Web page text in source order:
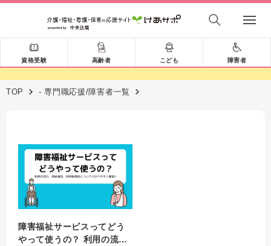
資格受験 高齢者 こども 障害者
TOP - 専門職応援/障害者一覧
障害福祉サービスってどう
やって使うの？ 利用の流